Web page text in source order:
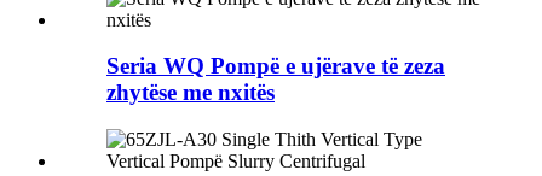
Seria WQ Pompë e ujërave të zeza
zhytëse me nxitës